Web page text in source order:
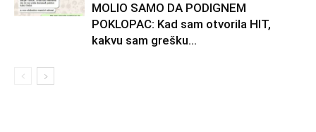
MOLIO SAMO DA PODIGNEM
POKLOPAC: Kad sam otvorila HIT,
kakvu sam grešku...